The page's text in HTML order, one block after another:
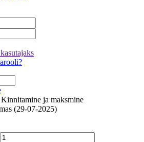
Kinnitamine ja maksmine
(29-07-2025)